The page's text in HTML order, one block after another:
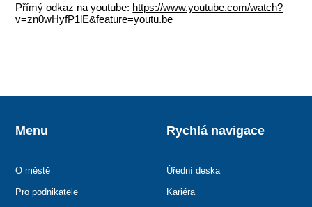
Přímý odkaz na youtube: https://www.youtube.com/watch?
v=zn0wHyfP1lE&feature=youtu.be
Menu
O městě
Pro podnikatele
Rychlá navigace
Úřední deska
Kariéra